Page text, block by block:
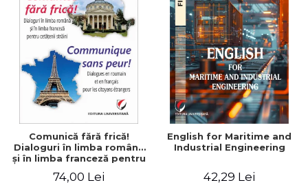
Comunică fără frică!
Dialoguri în limba română
şi în limba franceză pentru
străini/Communique sans
74,00 Lei
English for Maritime and
Industrial Engineering
42,29 Lei